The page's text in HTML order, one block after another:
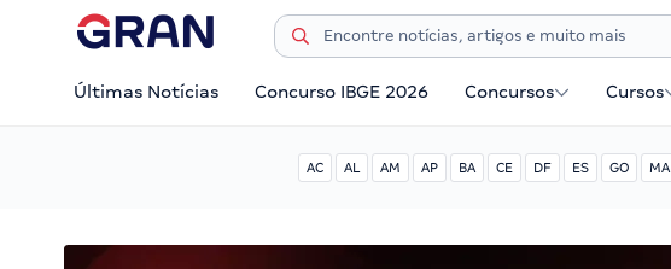
Últimas Notícias Concurso IBGE 2026 Concursos Cursos
AC AL AM AP BA CE DF ES GO MA